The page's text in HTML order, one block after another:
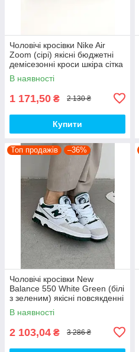
Чоловічі кросівки Nike Air
Zoom (сірі) якісні бюджетні
демісезонні кроси шкіра сітка
D426 топ
В наявності
1 171,50 ₴ 2 130 ₴
Купити
Топ продажів –36%
Чоловічі кросівки New
Balance 550 White Green (білі
з зеленим) якісні повсякденні
кроси NB020 top
В наявності
2 103,04 ₴ 3 286 ₴